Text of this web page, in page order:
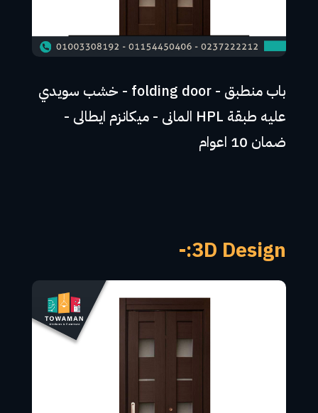
باب منطبق - folding door - خشب سويدي
عليه طبقة HPL المانى - ميكانزم ايطالى -
ضمان 10 اعوام
3D Design:-